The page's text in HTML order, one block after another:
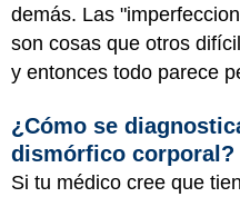
demás. Las
son cosas que otros
y entonces todo parece
¿Cómo se
dismórfico corporal?
Si tu médico cree que